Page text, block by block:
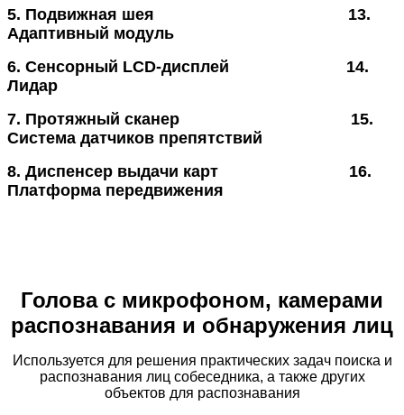
5. Подвижная шея 13.
Адаптивный модуль
6. Сенсорный LCD-дисплей 14.
Лидар
7. Протяжный сканер 15.
Система датчиков препятствий
8. Диспенсер выдачи карт 16.
Платформа передвижения
Голова с микрофоном, камерами
распознавания и обнаружения лиц
Используется для решения практических задач поиска и
распознавания лиц собеседника, а также других
объектов для распознавания